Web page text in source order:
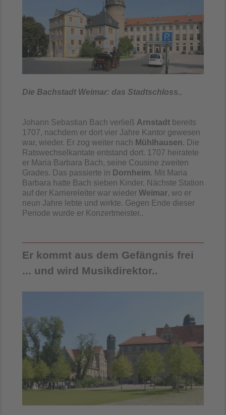
Die Bachstadt Weimar: das Stadtschloss..
Johann Sebastian Bach verließ Arnstadt bereits
1707, nachdem er dort vier Jahre Kantor gewesen
war, wieder. Er zog weiter nach Mühlhausen. Die
Ratswechselkantate entstand dort. 1707 heiratete
er Maria Barbara Bach, seine Cousine zweiten
Grades. Das passierte in Dornheim. Mit Maria
Barbara hatte Bach sieben Kinder. Nächste Station
auf der Karriereleiter war wieder Weimar, wo er
neun Jahre lebte und wirkte. Gegen Ende dieser
Periode wurde er Konzertmeister..
Er kommt aus dem Gefängnis frei
... und wird Musikdirektor..